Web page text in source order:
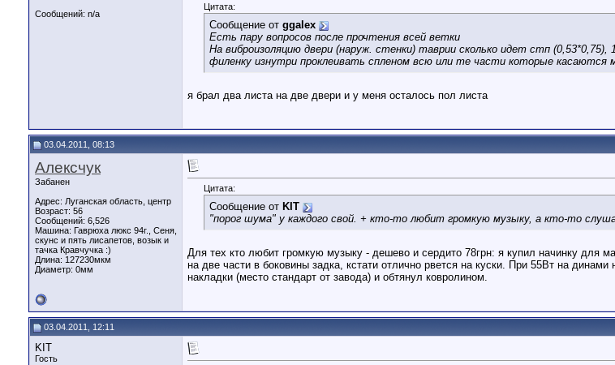
Сообщений: n/a
Цитата:
Сообщение от ggalex
Есть пару вопросов после прочтения всей ветки
На виброизоляцию двери (наруж. стенки) таврии сколько идет стп
филенку изнутри проклеивать спленом всю или те части которые касаются
я брал два листа на две двери и у меня осталось пол листа
03.04.2011, 08:13
Алексчук
Забанен
Адрес: Луганская область, центр
Возраст: 56
Сообщений: 6,526
Машина: Гаврюха люкс 94г., Сеня,
скунс и пять лисапетов, возык и
тачка Кравчучка :)
Длина: 127230мкм
Диаметр: 0мм
Цитата:
Сообщение от KIT
"порог шума" у каждого свой. + кто-то любит громкую музыку, а кто-то
Для тех кто любит громкую музыку - дешево и сердито 78грн: я купил начинку для
на две части в боковины задка, кстати отлично рвется на куски. При 55Вт на
накладки (место стандарт от завода) и обтянул ковролином.
03.04.2011, 12:11
KIT
Гость